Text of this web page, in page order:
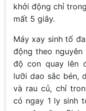
khởi động chỉ
mất 5 giây.
Máy xay sinh tố
động theo
độ con quay lên
lưỡi dao sắc bén,
và rau củ, chỉ
có ngay 1 ly sinh